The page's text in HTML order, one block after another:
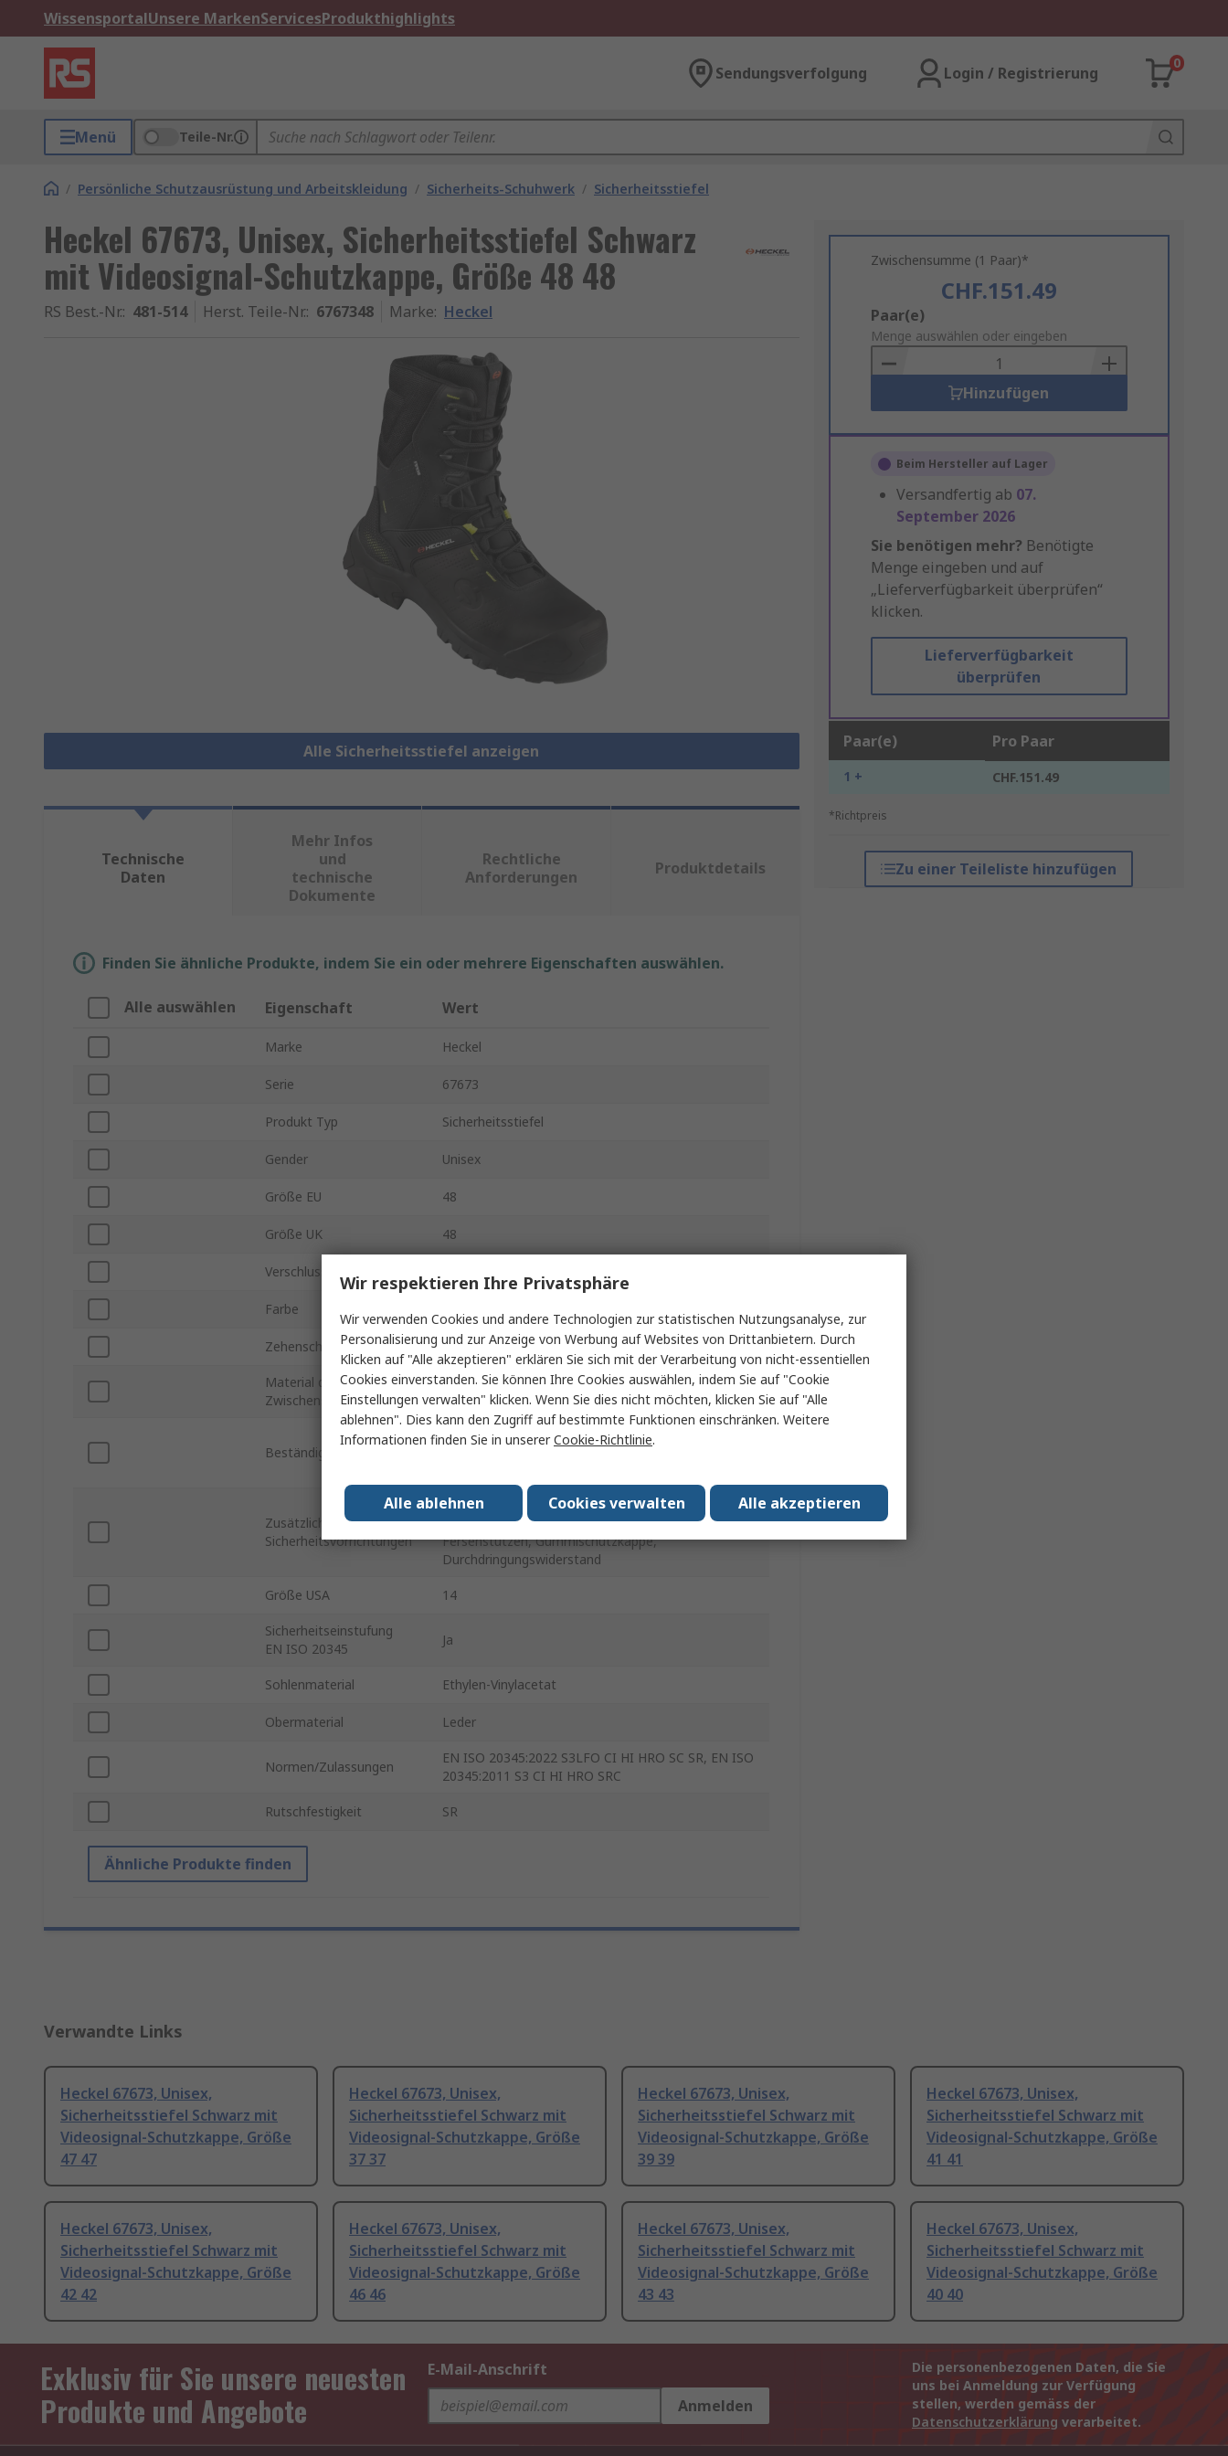
WissensportalUnsere MarkenServicesProdukthighlights
Sendungsverfolgung Login / Registrierung
0
Menü Teile-Nr.
/ Persönliche Schutzausrüstung und Arbeitskleidung / Sicherheits-Schuhwerk / Sicherheitsstiefel
Heckel 67673, Unisex, Sicherheitsstiefel Schwarz
mit Videosignal-Schutzkappe, Größe 48 48
RS Best.-Nr.: 481-514 Herst. Teile-Nr.: 6767348 Marke: Heckel
Alle Sicherheitsstiefel anzeigen
Zwischensumme (1 Paar)*
CHF.151.49
Add
to
Basket
Paar(e)
Menge auswählen oder eingeben
Hinzufügen
Beim Hersteller auf Lager
Versandfertig ab 07.
September 2026
Sie benötigen mehr? Benötigte
Menge eingeben und auf
„Lieferverfügbarkeit überprüfen“
klicken.
Lieferverfügbarkeit
überprüfen
Paar(e) Pro Paar
1 + CHF.151.49
*Richtpreis
Zu einer Teileliste hinzufügen
Technische
Daten
Mehr Infos
und
technische
Dokumente
Rechtliche
Anforderungen
Produktdetails
Finden Sie ähnliche Produkte, indem Sie ein oder mehrere Eigenschaften auswählen.
Alle auswählen Eigenschaft Wert
Marke Heckel
Serie 67673
Produkt Typ Sicherheitsstiefel
Gender Unisex
Größe EU 48
Größe UK 48
Verschlusstyp
Farbe
Zehenschutzkappe Typ Videosignal
Material der
Zwischensohle
Nichtmetallisch
Beständigkeitsmerkmale
Wasserfest, Ölbeständig, Beständig gegen
Zusätzliche
Sicherheitsvorrichtungen
Frei von schädlichen Substanzen, Antistatisch,
Anatomisch, Agile Knöchelschutz & Verstärkte
Fersenstützen, Gummischutzkappe,
Durchdringungswiderstand
Größe USA 14
Sicherheitseinstufung
EN ISO 20345
Ja
Sohlenmaterial Ethylen-Vinylacetat
Obermaterial Leder
Normen/Zulassungen
EN ISO 20345:2022 S3LFO CI HI HRO SC SR, EN ISO
20345:2011 S3 CI HI HRO SRC
Rutschfestigkeit SR
Ähnliche Produkte finden
Verwandte Links
Heckel 67673, Unisex,
Sicherheitsstiefel Schwarz mit
Videosignal-Schutzkappe, Größe
47 47
Heckel 67673, Unisex,
Sicherheitsstiefel Schwarz mit
Videosignal-Schutzkappe, Größe
37 37
Heckel 67673, Unisex,
Sicherheitsstiefel Schwarz mit
Videosignal-Schutzkappe, Größe
39 39
Heckel 67673, Unisex,
Sicherheitsstiefel Schwarz mit
Videosignal-Schutzkappe, Größe
41 41
Heckel 67673, Unisex,
Sicherheitsstiefel Schwarz mit
Videosignal-Schutzkappe, Größe
42 42
Heckel 67673, Unisex,
Sicherheitsstiefel Schwarz mit
Videosignal-Schutzkappe, Größe
46 46
Heckel 67673, Unisex,
Sicherheitsstiefel Schwarz mit
Videosignal-Schutzkappe, Größe
43 43
Heckel 67673, Unisex,
Sicherheitsstiefel Schwarz mit
Videosignal-Schutzkappe, Größe
40 40
Exklusiv für Sie unsere neuesten
Produkte und Angebote
E-Mail-Anschrift
Anmelden
Die personenbezogenen Daten, die Sie
uns bei Anmeldung zur Verfügung
stellen, werden gemäss der
Datenschutzerklärung verarbeitet.
Wir respektieren Ihre Privatsphäre
Wir verwenden Cookies und andere Technologien zur statistischen Nutzungsanalyse, zur
Personalisierung und zur Anzeige von Werbung auf Websites von Drittanbietern. Durch
Klicken auf "Alle akzeptieren" erklären Sie sich mit der Verarbeitung von nicht-essentiellen
Cookies einverstanden. Sie können Ihre Cookies auswählen, indem Sie auf "Cookie
Einstellungen verwalten" klicken. Wenn Sie dies nicht möchten, klicken Sie auf "Alle
ablehnen". Dies kann den Zugriff auf bestimmte Funktionen einschränken. Weitere
Informationen finden Sie in unsererCookie-Richtlinie.
Alle akzeptieren
Cookies verwalten
Alle ablehnen